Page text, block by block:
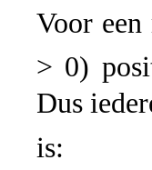
Voor
> 0)
Dus
is: